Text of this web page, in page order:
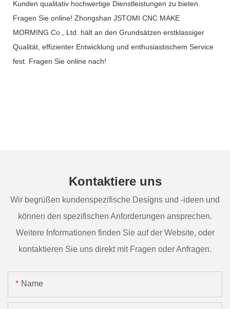
Kunden qualitativ hochwertige Dienstleistungen zu bieten.
Fragen Sie online! Zhongshan JSTOMI CNC MAKE
MORMING Co., Ltd. hält an den Grundsätzen erstklassiger
Qualität, effizienter Entwicklung und enthusiastischem Service
fest. Fragen Sie online nach!
Kontaktiere uns
Wir begrüßen kundenspezifische Designs und -ideen und
können den spezifischen Anforderungen ansprechen.
Weitere Informationen finden Sie auf der Website, oder
kontaktieren Sie uns direkt mit Fragen oder Anfragen.
Name